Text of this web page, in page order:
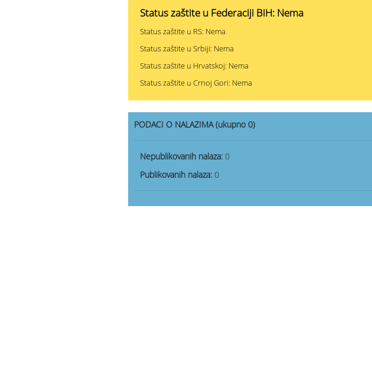
Status zaštite u Federaciji BiH: Nema
Status zaštite u RS: Nema
Status zaštite u Srbiji: Nema
Status zaštite u Hrvatskoj: Nema
Status zaštite u Crnoj Gori: Nema
PODACI O NALAZIMA (ukupno 0)
Nepublikovanih nalaza: 0
Publikovanih nalaza: 0